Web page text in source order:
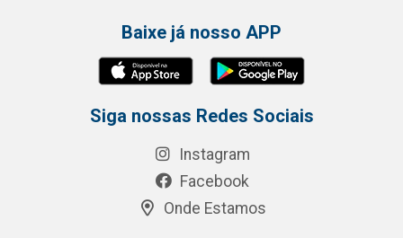
Baixe já nosso APP
Siga nossas Redes Sociais
Instagram
Facebook
Onde Estamos